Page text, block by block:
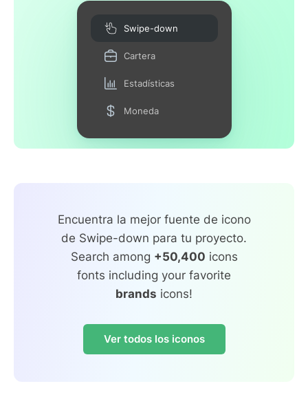
Swipe-down
Cartera
Estadísticas
Moneda
Encuentra la mejor fuente de icono
de Swipe-down para tu proyecto.
Search among +50,400 icons
fonts including your favorite
brands icons!
Ver todos los iconos